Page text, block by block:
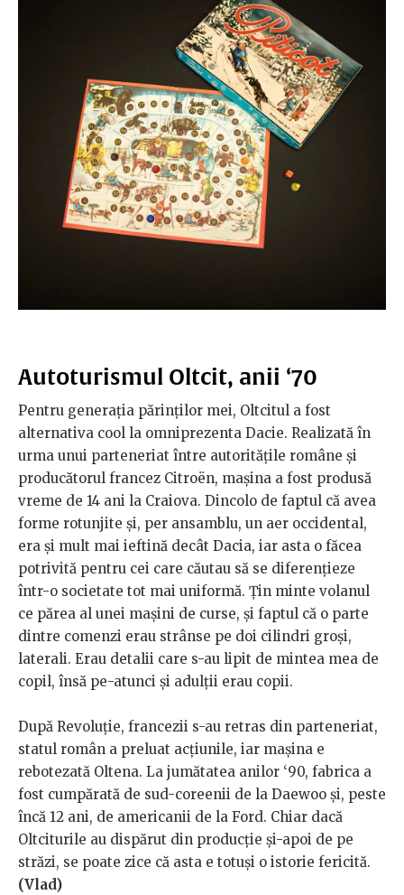
Autoturismul Oltcit, anii ‘70
Pentru generația părinților mei, Oltcitul a fost
alternativa cool la omniprezenta Dacie. Realizată în
urma unui parteneriat între autoritățile române și
producătorul francez Citroën, mașina a fost produsă
vreme de 14 ani la Craiova. Dincolo de faptul că avea
forme rotunjite și, per ansamblu, un aer occidental,
era și mult mai ieftină decât Dacia, iar asta o făcea
potrivită pentru cei care căutau să se diferențieze
într-o societate tot mai uniformă. Țin minte volanul
ce părea al unei mașini de curse, și faptul că o parte
dintre comenzi erau strânse pe doi cilindri groși,
laterali. Erau detalii care s-au lipit de mintea mea de
copil, însă pe-atunci și adulții erau copii.
După Revoluție, francezii s-au retras din parteneriat,
statul român a preluat acțiunile, iar mașina e
rebotezată Oltena. La jumătatea anilor ‘90, fabrica a
fost cumpărată de sud-coreenii de la Daewoo și, peste
încă 12 ani, de americanii de la Ford. Chiar dacă
Oltciturile au dispărut din producție și-apoi de pe
străzi, se poate zice că asta e totuși o istorie fericită.
(Vlad)